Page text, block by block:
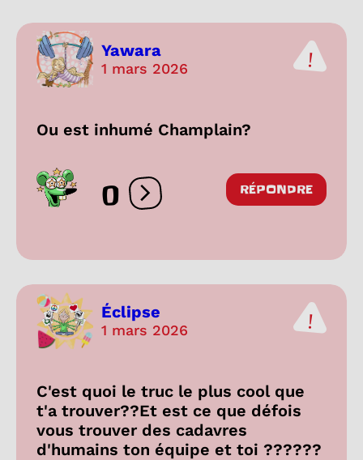
Yawara
1 mars 2026
Ou est inhumé Champlain?
0 Ouvrir les réactions
RÉPONDRE
Éclipse
1 mars 2026
C'est quoi le truc le plus cool que
t'a trouver??Et est ce que défois
vous trouver des cadavres
d'humains ton équipe et toi ??????